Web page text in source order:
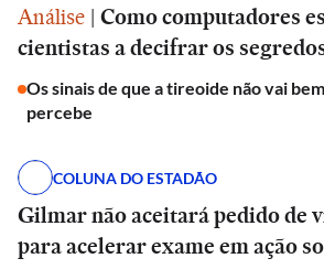
Análise | Como computadores
cientistas a decifrar os
Os sinais de que a tireoide não vai
percebe
COLUNA DO ESTADÃO
Gilmar não aceitará pedido de
para acelerar exame em ação